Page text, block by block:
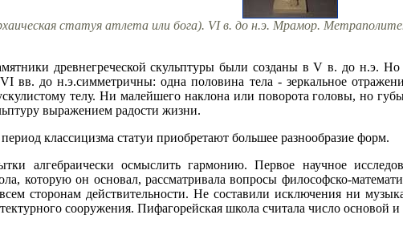
статуя атлета или бога). VI в. до н.э. Мрамор.
древнегреческой скульптуры были созданы в V в. до н.э.
вв. до н.э.симметричны: одна половина тела - зеркальное
телу. Ни малейшего наклона или поворота головы, но
выражением радости жизни.
классицизма статуи приобретают большее разнообразие форм.
алгебраически осмыслить гармонию. Первое научное
которую он основал, рассматривала вопросы философско-
сторонам действительности. Не составили исключения ни
сооружения. Пифагорейская школа считала число основой